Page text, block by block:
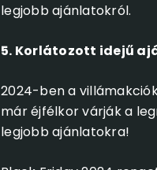
legjobb ajánlatokról.
5. Korlátozott idejű
2024-ben a
már éjfélkor várják a
legjobb ajánlatokra!